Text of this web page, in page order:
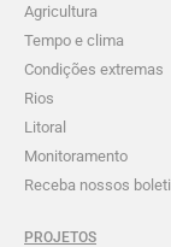
Agricultura
Tempo e clima
Condições extremas
Rios
Litoral
Monitoramento
Receba nossos
PROJETOS